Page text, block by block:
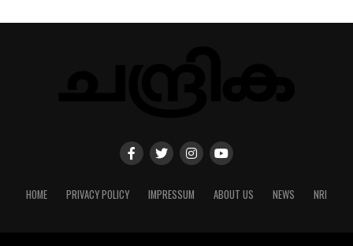
HOME PRIVACY POLICY IMPRESSUM ABOUT US NEWS NRI